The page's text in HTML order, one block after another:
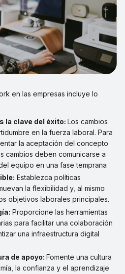
en las empresas incluye lo
la clave del éxito: Los cambios
en la fuerza laboral. Para
la aceptación del concepto
cambios deben comunicarse a
equipo en una fase temprana
Establezca políticas
la flexibilidad y, al mismo
objetivos laborales principales.
Proporcione las herramientas
para facilitar una colaboración
una infraestructura digital
de apoyo: Fomente una cultura
la confianza y el aprendizaje